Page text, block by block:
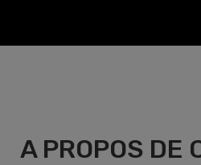
A PROPOS DE